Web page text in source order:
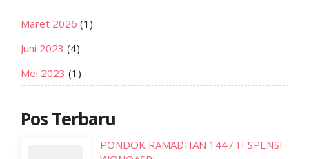
Maret 2026 (1)
Juni 2023 (4)
Mei 2023 (1)
Pos Terbaru
PONDOK RAMADHAN 1447 H SPENSI